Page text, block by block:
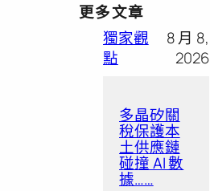
更多文章
獨家觀
點
8 月 8,
2026
多晶矽關
稅保護本
土供應鏈
碰撞 AI 數
據……